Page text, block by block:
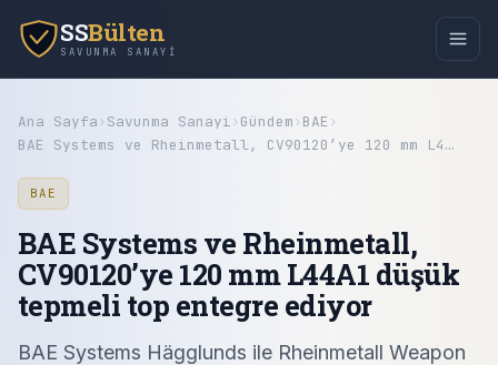
SSBülten
SAVUNMA SANAYI
Ana Sayfa› Savunma Sanayi› Gündem› BAE ›
BAE Systems ve Rheinmetall, CV90120’ye 120 mm L4…
BAE
BAE Systems ve Rheinmetall,
CV90120’ye 120 mm L44A1 düşük
tepmeli top entegre ediyor
BAE Systems Hägglunds ile Rheinmetall Weapon